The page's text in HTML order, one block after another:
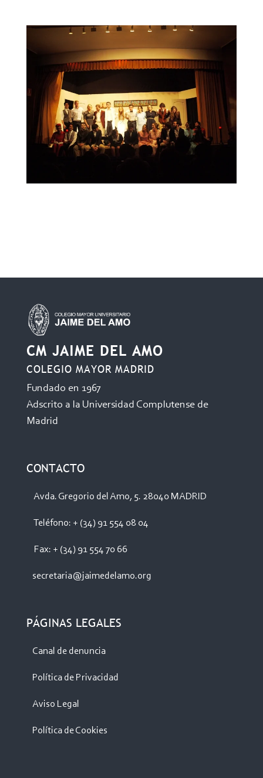
CM JAIME DEL AMO
COLEGIO MAYOR MADRID
Fundado en 1967
Adscrito a la Universidad Complutense de
Madrid
CONTACTO
Avda. Gregorio del Amo, 5. 28040 MADRID
Teléfono: + (34) 91 554 08 04
Fax: + (34) 91 554 70 66
secretaria@jaimedelamo.org
PÁGINAS LEGALES
Canal de denuncia
Política de Privacidad
Aviso Legal
Política de Cookies